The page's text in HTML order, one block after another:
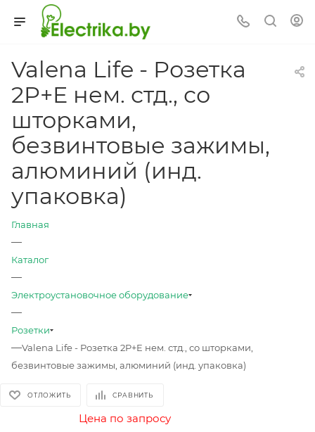
Valena Life - Розетка
2P+E нем. стд., со
шторками,
безвинтовые зажимы,
алюминий (инд.
упаковка)
Главная
—
Каталог
—
Электроустановочное оборудование
—
Розетки
—Valena Life - Розетка 2P+E нем. стд., со шторками,
безвинтовые зажимы, алюминий (инд. упаковка)
ОТЛОЖИТЬ СРАВНИТЬ
Цена по запросу